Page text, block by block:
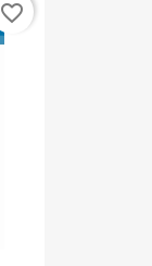
favorite_border